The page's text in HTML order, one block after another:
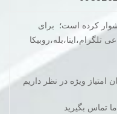
کرده است؛ برای
امتیاز ویژه در نظر داریم
تماس بگیرید